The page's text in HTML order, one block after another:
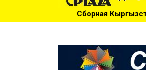
Кыргызстана стала третьей на